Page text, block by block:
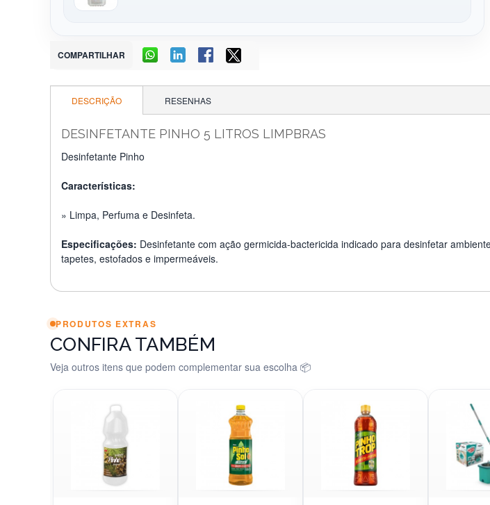
COMPARTILHAR
DESCRIÇÃO RESENHAS
DESINFETANTE PINHO 5 LITROS LIMPBRAS
Desinfetante Pinho
Características:
» Limpa, Perfuma e Desinfeta.
Especificações: Desinfetante com ação germicida-bactericida indicado para desinfetar
tapetes, estofados e impermeáveis.
PRODUTOS EXTRAS
CONFIRA TAMBÉM
Veja outros itens que podem complementar sua escolha 📦